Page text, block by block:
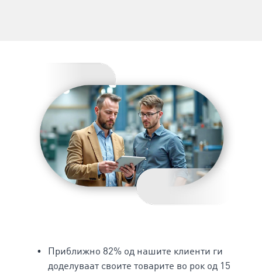
Приближно 82% од нашите клиенти ги
доделуваат своите товарите во рок од 15